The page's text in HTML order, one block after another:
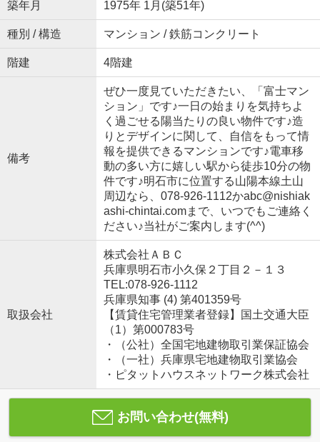
築年月 1975年 1月(築51年)
種別 / 構造 マンション / 鉄筋コンクリート
階建 4階建
備考
ぜひ一度見ていただきたい、「富士マン
ション」です♪一日の始まりを気持ちよ
く過ごせる陽当たりの良い物件です♪造
りとデザインに関して、自信をもって情
報を提供できるマンションです♪電車移
動の多い方に嬉しい駅から徒歩10分の物
件です♪明石市に位置する山陽本線土山
周辺なら、078-926-1112かabc@nishiak
ashi-chintai.comまで、いつでもご連絡く
ださい♪当社がご案内します(^^)
取扱会社
株式会社ＡＢＣ
兵庫県明石市小久保２丁目２－１３
TEL:078-926-1112
兵庫県知事 (4) 第401359号
【賃貸住宅管理業者登録】国土交通大臣
（1）第000783号
・（公社）全国宅地建物取引業保証協会
・（一社）兵庫県宅地建物取引業協会
・ピタットハウスネットワーク株式会社
お問い合わせ(無料)